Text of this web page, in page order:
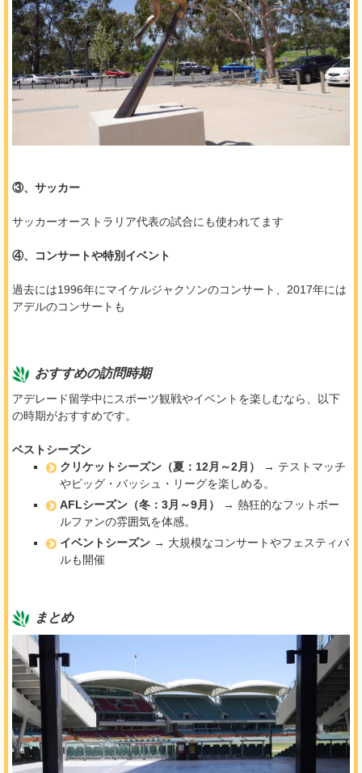
③、サッカー
サッカーオーストラリア代表の試合にも使われてます
④、コンサートや特別イベント
過去には1996年にマイケルジャクソンのコンサート、2017年には
アデルのコンサートも
おすすめの訪問時期
アデレード留学中にスポーツ観戦やイベントを楽しむなら、以下
の時期がおすすめです。
ベストシーズン
クリケットシーズン（夏：12月～2月）
→ テストマッチ
やビッグ・バッシュ・リーグを楽しめる。
AFLシーズン（冬：3月～9月）
→ 熱狂的なフットボー
ルファンの雰囲気を体感。
イベントシーズン → 大規模なコンサートやフェスティバ
ルも開催
まとめ